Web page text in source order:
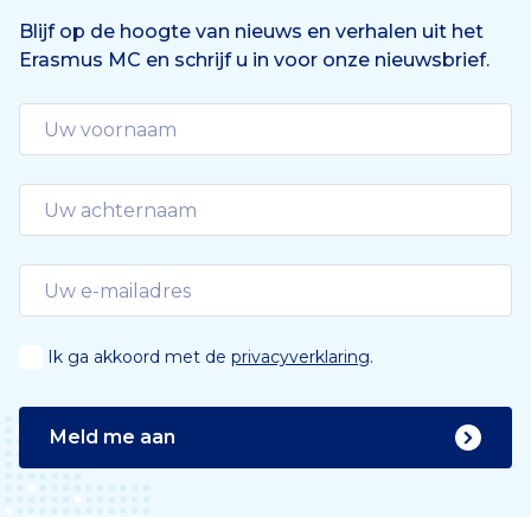
e
d
Blijf op de hoogte van nieuws en verhalen uit het
Erasmus MC en schrijf u in voor onze nieuwsbrief.
Ik ga akkoord met de privacyverklaring.
Meld me aan